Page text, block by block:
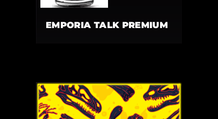
EMPORIA TALK PREMIUM